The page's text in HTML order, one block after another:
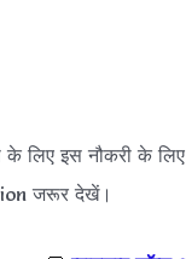
के लिए इस नौकरी के
जरूर देखें।